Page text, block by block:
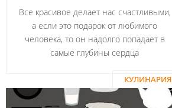
Все красивое делает нас счастливыми,
а если это подарок от любимого
человека, то он надолго попадает в
самые глубины сердца
КУЛИНАРИЯ